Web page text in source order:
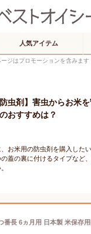
人気アイテム
ージはプロモーションを含みます
防虫剤】害虫からお米
おすすめは？
お米用の防虫剤を購入した
蓋の裏に付けるタイプなど